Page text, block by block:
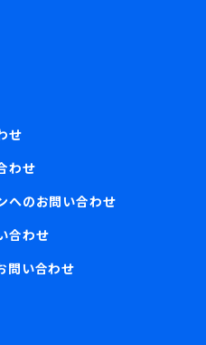
せ
わせ
へのお問い合わせ
合わせ
問い合わせ